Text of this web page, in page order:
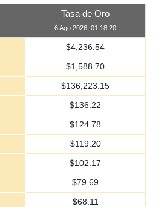
Tasa de Oro
6 Ago 2026, 01:18:20
$4,236.54
$1,588.70
$136,223.15
$136.22
$124.78
$119.20
$102.17
$79.69
$68.11